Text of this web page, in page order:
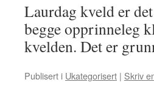
Laurdag kveld er
begge opprinneleg
kvelden. Det er
Publisert i Ukategorisert | Skriv